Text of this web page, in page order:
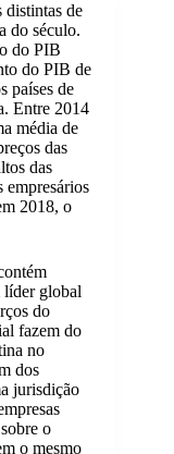
distintas de
do século.
do PIB
do PIB de
países de
Entre 2014
média de
das
das
empresários
2018, o
líder global
do
fazem do
no
dos
jurisdição
o
o mesmo